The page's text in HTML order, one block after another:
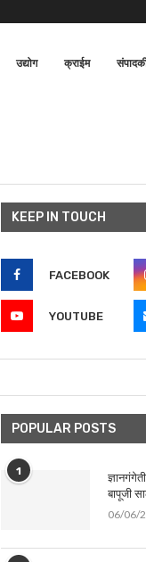
उद्योग क्राईम
KEEP IN TOUCH
FACEBOOK
YOUTUBE
POPULAR POSTS
1
बापूजी
06/06/